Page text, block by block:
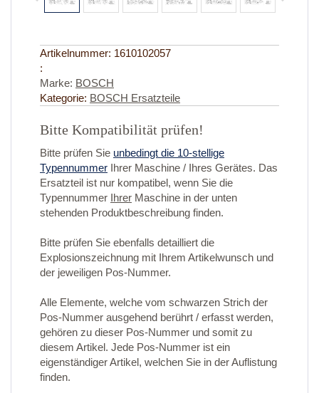
Artikelnummer: 1610102057
:
Marke: BOSCH
Kategorie: BOSCH Ersatzteile
Bitte Kompatibilität prüfen!
Bitte prüfen Sie unbedingt die 10-stellige
Typennummer Ihrer Maschine / Ihres Gerätes. Das
Ersatzteil ist nur kompatibel, wenn Sie die
Typennummer Ihrer Maschine in der unten
stehenden Produktbeschreibung finden.
Bitte prüfen Sie ebenfalls detailliert die
Explosionszeichnung mit Ihrem Artikelwunsch und
der jeweiligen Pos-Nummer.
Alle Elemente, welche vom schwarzen Strich der
Pos-Nummer ausgehend berührt / erfasst werden,
gehören zu dieser Pos-Nummer und somit zu
diesem Artikel. Jede Pos-Nummer ist ein
eigenständiger Artikel, welchen Sie in der Auflistung
finden.